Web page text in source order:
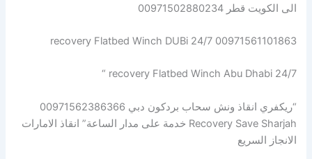
الى الكويت قطر 00971502880234
recovery Flatbed Winch DUBi 24/7 00971561101863
recovery Flatbed Winch Abu Dhabi 24/7 “
“ريكفري انقاذ ونش سحاب بردكون دبي 00971562386366
Recovery Save Sharjah خدمة على مدار الساعة” انقاذ الامارات
الانجاز السريع